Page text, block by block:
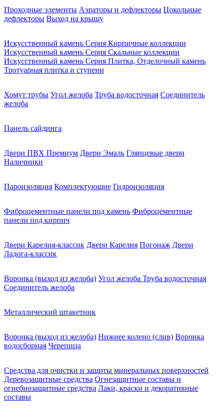
Проходные элементы Аэраторы и дефлекторы Цокольные
дефлекторы Выход на крышу
Искусственный камень Серия Кирпичные коллекции
Искусственный камень Серия Скальные коллекции
Искусственный камень Серия Плитка, Отделочный камень
Тротуарная плитка и ступени
Хомут трубы Угол желоба Труба водосточная Соединитель
желоба
Панель сайдинга
Двери ПВХ Премиум Двери Эмаль Глянцевые двери
Наличники
Пароизоляция Комплектующие Гидроизоляция
Фиброцементные панели под камень Фиброцементные
панели под кирпич
Двери Карелия-классик Двери Карелия Погонаж Двери
Ладога-классик
Воронка (выход из желоба) Угол желоба Труба водосточная
Соединитель желоба
Металлический штакетник
Воронка (выход из желоба) Нижнее колено (слив) Воронка
водосборная Черепица
Средства для очистки и защиты минеральных поверхностей
Деревозащитные средства Огнезащитные составы и
огнебиозащитные средства Лаки, краски и декоративные
составы